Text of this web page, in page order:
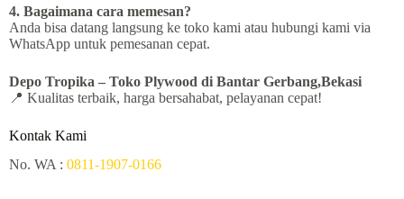
4. Bagaimana cara memesan?
Anda bisa datang langsung ke toko kami atau hubungi kami via
WhatsApp untuk pemesanan cepat.
Depo Tropika – Toko Plywood di Bantar Gerbang,Bekasi
📍 Kualitas terbaik, harga bersahabat, pelayanan cepat!
Kontak Kami
No. WA : 0811-1907-0166